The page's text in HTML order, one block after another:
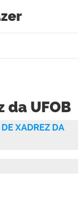
da UFOB
XADREZ DA